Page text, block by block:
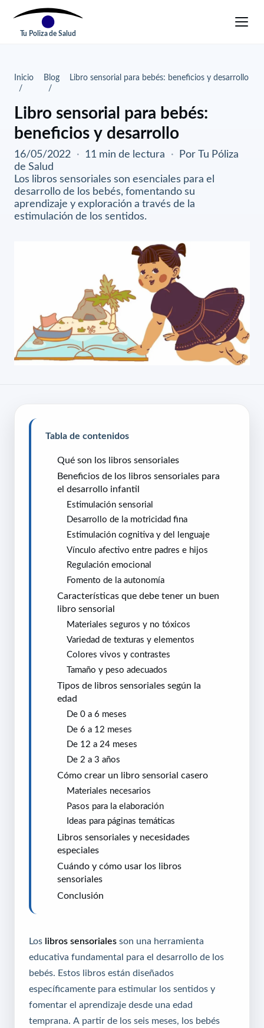
Tu Poliza de Salud
Inicio Blog Libro sensorial para bebés: beneficios y desarrollo
Libro sensorial para bebés:
beneficios y desarrollo
16/05/2022 · 11 min de lectura ·
Por Tu Póliza
de Salud
Los libros sensoriales son esenciales para el
desarrollo de los bebés, fomentando su
aprendizaje y exploración a través de la
estimulación de los sentidos.
Tabla de contenidos
Qué son los libros sensoriales
Beneficios de los libros sensoriales para
el desarrollo infantil
Estimulación sensorial
Desarrollo de la motricidad fina
Estimulación cognitiva y del lenguaje
Vínculo afectivo entre padres e hijos
Regulación emocional
Fomento de la autonomía
Características que debe tener un buen
libro sensorial
Materiales seguros y no tóxicos
Variedad de texturas y elementos
Colores vivos y contrastes
Tamaño y peso adecuados
Tipos de libros sensoriales según la
edad
De 0 a 6 meses
De 6 a 12 meses
De 12 a 24 meses
De 2 a 3 años
Cómo crear un libro sensorial casero
Materiales necesarios
Pasos para la elaboración
Ideas para páginas temáticas
Libros sensoriales y necesidades
especiales
Cuándo y cómo usar los libros
sensoriales
Conclusión
Los libros sensoriales son una herramienta
educativa fundamental para el desarrollo de los
bebés. Estos libros están diseñados
específicamente para estimular los sentidos y
fomentar el aprendizaje desde una edad
temprana. A partir de los seis meses, los bebés